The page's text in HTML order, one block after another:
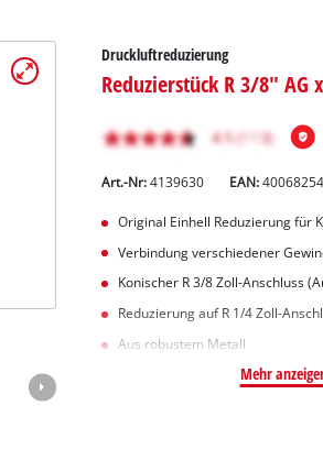
Druckluftreduzierung
Reduzierstück R 3/8" AG
Art.-Nr:4139630 EAN:
Original Einhell Reduzierung für
Verbindung verschiedener
Konischer R 3/8 Zoll-Anschluss
Reduzierung auf R 1/4 Zoll-
Aus robustem Metall
Mehr